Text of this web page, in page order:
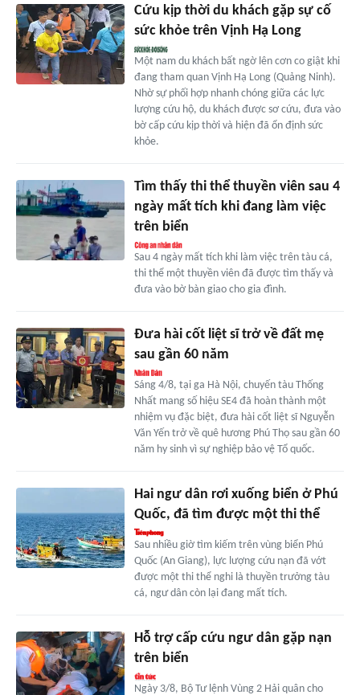
Cứu kịp thời du khách gặp sự cố
sức khỏe trên Vịnh Hạ Long
Một nam du khách bất ngờ lên cơn co giật khi
đang tham quan Vịnh Hạ Long (Quảng Ninh).
Nhờ sự phối hợp nhanh chóng giữa các lực
lượng cứu hộ, du khách được sơ cứu, đưa vào
bờ cấp cứu kịp thời và hiện đã ổn định sức
khỏe.
Tìm thấy thi thể thuyền viên sau 4
ngày mất tích khi đang làm việc
trên biển
Sau 4 ngày mất tích khi làm việc trên tàu cá,
thi thể một thuyền viên đã được tìm thấy và
đưa vào bờ bàn giao cho gia đình.
Đưa hài cốt liệt sĩ trở về đất mẹ
sau gần 60 năm
Sáng 4/8, tại ga Hà Nội, chuyến tàu Thống
Nhất mang số hiệu SE4 đã hoàn thành một
nhiệm vụ đặc biệt, đưa hài cốt liệt sĩ Nguyễn
Văn Yến trở về quê hương Phú Thọ sau gần 60
năm hy sinh vì sự nghiệp bảo vệ Tổ quốc.
Hai ngư dân rơi xuống biển ở Phú
Quốc, đã tìm được một thi thể
Sau nhiều giờ tìm kiếm trên vùng biển Phú
Quốc (An Giang), lực lượng cứu nạn đã vớt
được một thi thể nghi là thuyền trưởng tàu
cá, ngư dân còn lại đang mất tích.
Hỗ trợ cấp cứu ngư dân gặp nạn
trên biển
Ngày 3/8, Bộ Tư lệnh Vùng 2 Hải quân cho